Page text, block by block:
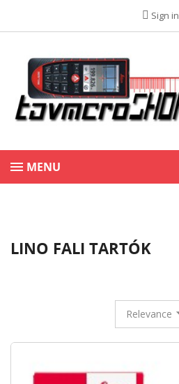
Sign in
MENU
LINO FALI TARTÓK
Relevance